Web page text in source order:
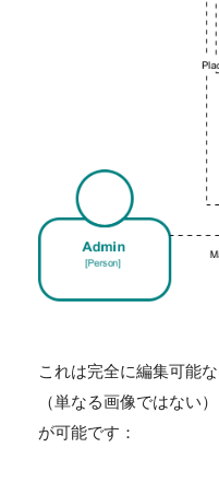
これは完全に編集可能
（単なる画像ではない
が可能です：